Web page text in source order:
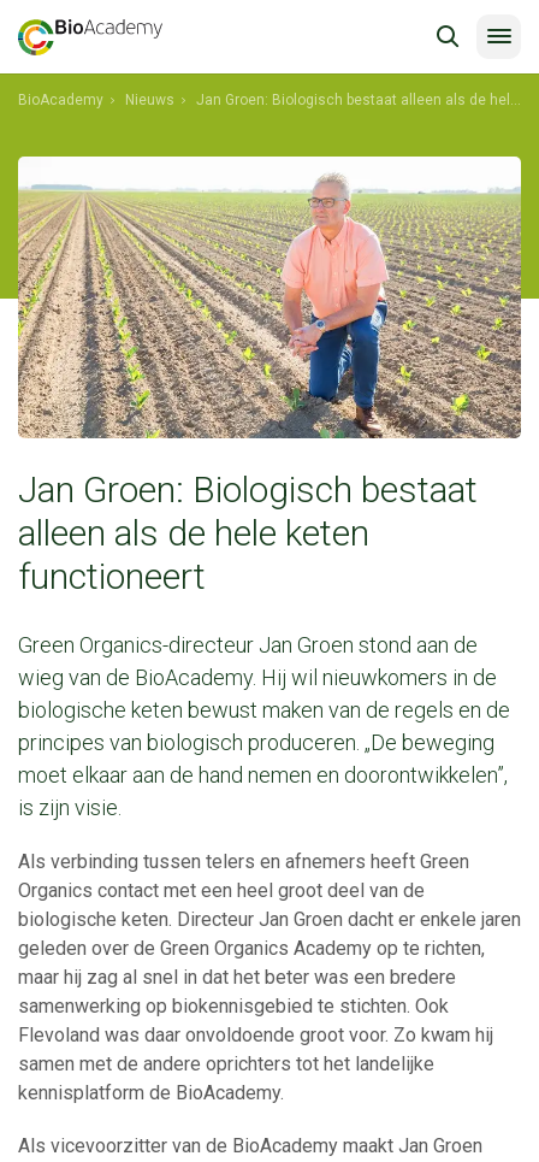
BioAcademy Nieuws Jan Groen: Biologisch bestaat alleen als de hele keten functioneert
Jan Groen: Biologisch bestaat
alleen als de hele keten
functioneert
Green Organics-directeur Jan Groen stond aan de
wieg van de BioAcademy. Hij wil nieuwkomers in de
biologische keten bewust maken van de regels en de
principes van biologisch produceren. „De beweging
moet elkaar aan de hand nemen en doorontwikkelen”,
is zijn visie.
Als verbinding tussen telers en afnemers heeft Green
Organics contact met een heel groot deel van de
biologische keten. Directeur Jan Groen dacht er enkele jaren
geleden over de Green Organics Academy op te richten,
maar hij zag al snel in dat het beter was een bredere
samenwerking op biokennisgebied te stichten. Ook
Flevoland was daar onvoldoende groot voor. Zo kwam hij
samen met de andere oprichters tot het landelijke
kennisplatform de BioAcademy.
Als vicevoorzitter van de BioAcademy maakt Jan Groen